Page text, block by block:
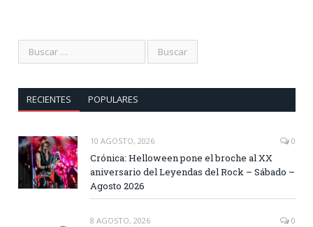
RECIENTES POPULARES
10 AGOSTO, 2026 0
Crónica: Helloween pone el broche al XX
aniversario del Leyendas del Rock – Sábado –
Agosto 2026
8 AGOSTO, 2026 0